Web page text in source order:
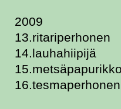
2009
13.ritariperhonen
14.lauhahiipijä
16.tesmaperhonen